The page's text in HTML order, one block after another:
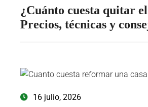
¿Cuánto cuesta quitar
Precios, técnicas y
16 julio, 2026